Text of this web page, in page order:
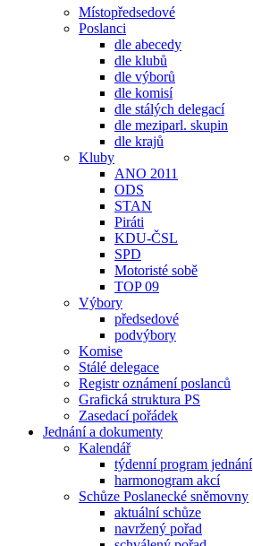
Místopředsedové
Poslanci
dle abecedy
dle klubů
dle výborů
dle komisí
dle stálých delegací
dle meziparl. skupin
dle krajů
Kluby
ANO 2011
ODS
STAN
Piráti
KDU-ČSL
SPD
Motoristé sobě
TOP 09
Výbory
předsedové
podvýbory
Komise
Stálé delegace
Registr oznámení poslanců
Grafická struktura PS
Zasedací pořádek
Jednání a dokumenty
Kalendář
týdenní program jednání
harmonogram akcí
Schůze Poslanecké sněmovny
aktuální schůze
navržený pořad